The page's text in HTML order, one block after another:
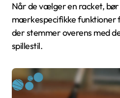
Når de vælger en racket, bør
mærkespecifikke funktioner
der stemmer overens med
spillestil.